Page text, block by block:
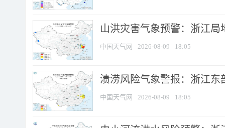
山洪灾害气象预警：浙江
中国天气网 2026-08-09 18:05
渍涝风险气象警报：浙江
中国天气网 2026-08-09 18:05